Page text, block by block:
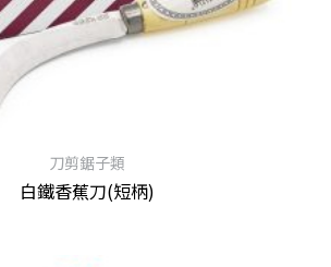
刀剪鋸子類
白鐵香蕉刀(短柄)